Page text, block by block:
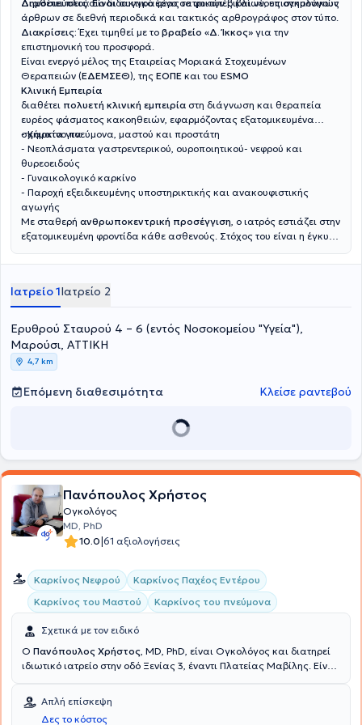
Διαθέτει πλούσιο διδακτικό έργο σε φοιτητές και νέους ογκολόγους
Δημοσιεύσεις:Είναι συγγραφέας ιατρικών βιβλίων, επιστημονικών
άρθρων σε διεθνή περιοδικά και τακτικός αρθρογράφος στον τύπο.
Διακρίσεις:Έχει τιμηθεί με το βραβείο «Δ. Ίκκος» για την
επιστημονική του προσφορά.
Είναι ενεργό μέλος της Εταιρείας Μοριακά Στοχευμένων
Θεραπειών (ΕΔΕΜΣΕΘ), της ΕΟΠΕ και του ESMO
Κλινική Εμπειρία
διαθέτει πολυετή κλινική εμπειρία στη διάγνωση και θεραπεία
ευρέος φάσματος κακοηθειών, εφαρμόζοντας εξατομικευμένα
σχήματα για:
- Καρκίνο πνεύμονα, μαστού και προστάτη
- Νεοπλάσματα γαστρεντερικού, ουροποιητικού- νεφρού και
θυρεοειδούς
- Γυναικολογικό καρκίνο
- Παροχή εξειδικευμένης υποστηρικτικής και ανακουφιστικής
αγωγής
Με σταθερή ανθρωποκεντρική προσέγγιση, ο ιατρός εστιάζει στην
εξατομικευμένη φροντίδα κάθε ασθενούς. Στόχος του είναι η έγκυρη
οικογενειών τους, διασφαλίζοντας τη βέλτιστη δυνατή ποιότητα
Ιατρείο 1Ιατρείο 2
Ερυθρού Σταυρού 4 – 6 (εντός Νοσοκομείου "Υγεία"),
Μαρούσι, ΑΤΤΙΚΗ
4,7 km
Επόμενη διαθεσιμότητα Κλείσε ραντεβού
Πανόπουλος Χρήστος
Ογκολόγος
MD, PhD
10.0|61 αξιολογήσεις
Καρκίνος Νεφρού
Καρκίνος Παχέος Εντέρου
Καρκίνος του Μαστού
Καρκίνος του πνεύμονα
Σχετικά με τον ειδικό
Ο Πανόπουλος Χρήστος, MD, PhD, είναι Ογκολόγος και διατηρεί
ιδιωτικό ιατρείο στην οδό Ξενίας 3, έναντι Πλατείας Μαβίλης. Είναι
Είναι Διδάκτωρ του Εθνικού και Καποδιστριακού Πανεπιστημίου
Αθηνών με Διδακτορική Διατριβή με θέμα: "Χορήγηση από του
Απλή επίσκεψη
Δες το κόστος